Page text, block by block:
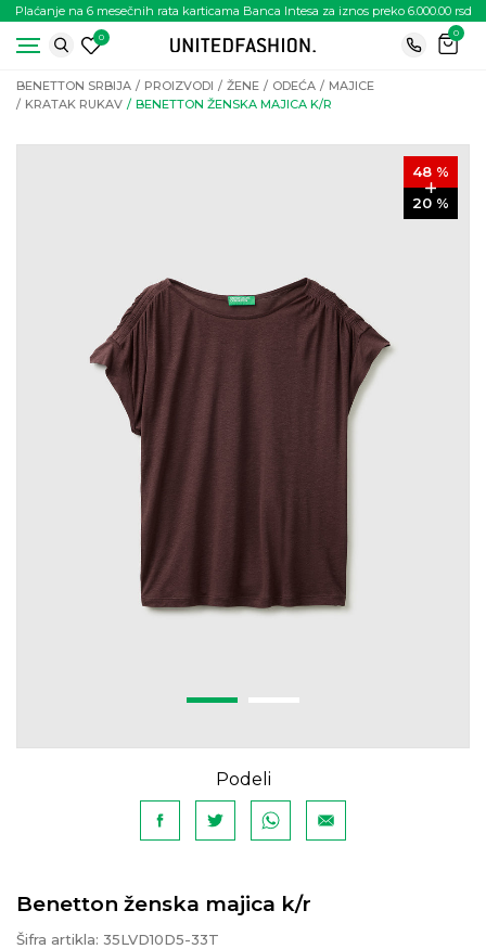
Plaćanje na 6 mesečnih rata karticama Banca Intesa za iznos preko 6.000.00 rsd
0
0
BENETTON SRBIJA PROIZVODI ŽENE ODEĆA
MAJICE
KRATAK RUKAV
BENETTON ŽENSKA MAJICA K/R
48 %
20 %
Podeli
Benetton ženska majica k/r
Šifra artikla: 35LVD10D5-33T